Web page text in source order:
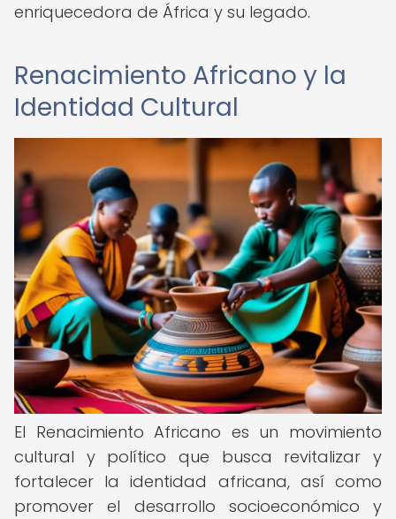
enriquecedora de África y su legado.
Renacimiento Africano y la
Identidad Cultural
El Renacimiento Africano es un movimiento
cultural y político que busca revitalizar y
fortalecer la identidad africana, así como
promover el desarrollo socioeconómico y